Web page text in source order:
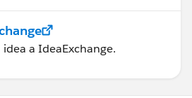
idea a IdeaExchange.